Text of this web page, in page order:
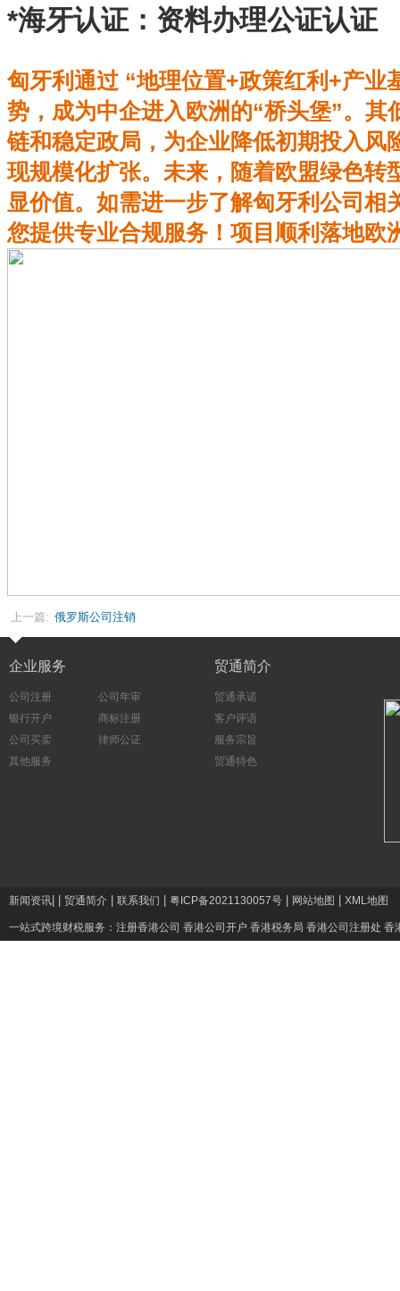
*海牙认证：资料办理公证认证
匈牙利通过 “地理位置+政策红利+产业
势，成为中企进入欧洲的“桥头堡”。其
链和稳定政局，为企业降低初期投入风
现规模化扩张。未来，随着欧盟绿色转
显价值。如需进一步了解匈牙利公司相
您提供专业合规服务！项目顺利落地欧
上一篇: 俄罗斯公司注销
企业服务
公司注册
公司年审
银行开户
商标注册
公司买卖
律师公证
其他服务
贸通简介
贸通承诺
客户评语
服务宗旨
贸通特色
新闻资讯 贸通简介 联系我们 粤ICP备2021130057号 网站地图 XML地图
一站式跨境财税服务： 注册香港公司 香港公司开户 香港税务局 香港公司注册处 香